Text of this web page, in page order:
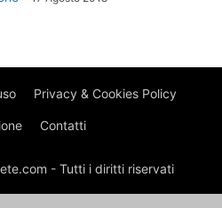
Privacy & Cookies Policy
Contatti
- Tutti i diritti riservati